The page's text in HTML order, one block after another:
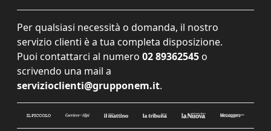
Per qualsiasi necessità o domanda, il nostro
servizio clienti è a tua completa disposizione.
Puoi contattarci al numero 02 89362545 o
scrivendo una mail a
servizioclienti@grupponem.it.